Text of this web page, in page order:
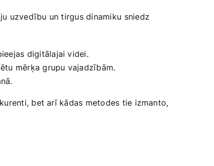
uzvedību un tirgus dinamiku⁣ sniedz
digitālajai ​videi.
mērķa grupu vajadzībām.
bet arī kādas metodes tie izmanto,